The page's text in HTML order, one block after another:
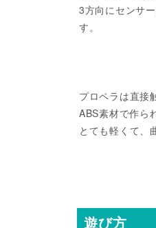
3方向にセンサ
す。
プロペラは直接
ABS素材で作ら
とても軽くて、
遊び方